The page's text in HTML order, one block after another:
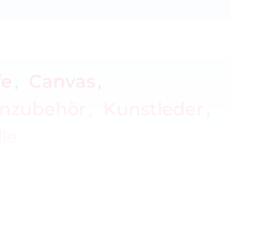
Paspel, Tragegurt
Canvas